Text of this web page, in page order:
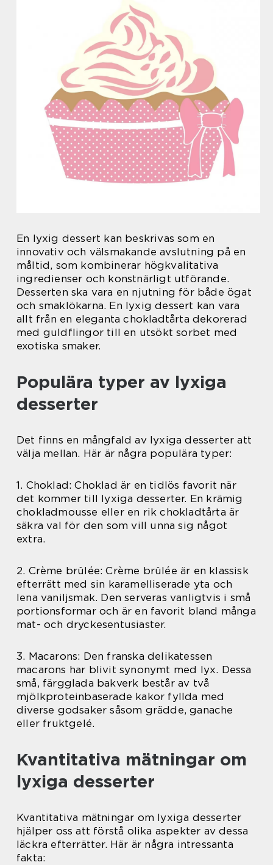
En lyxig dessert kan beskrivas som en
innovativ och välsmakande avslutning på en
måltid, som kombinerar högkvalitativa
ingredienser och konstnärligt utförande.
Desserten ska vara en njutning för både ögat
och smaklökarna. En lyxig dessert kan vara
allt från en eleganta chokladtårta dekorerad
med guldflingor till en utsökt sorbet med
exotiska smaker.
Populära typer av lyxiga
desserter
Det finns en mångfald av lyxiga desserter att
välja mellan. Här är några populära typer:
1. Choklad: Choklad är en tidlös favorit när
det kommer till lyxiga desserter. En krämig
chokladmousse eller en rik chokladtårta är
säkra val för den som vill unna sig något
extra.
2. Crème brûlée: Crème brûlée är en klassisk
efterrätt med sin karamelliserade yta och
lena vaniljsmak. Den serveras vanligtvis i små
portionsformar och är en favorit bland många
mat- och dryckesentusiaster.
3. Macarons: Den franska delikatessen
macarons har blivit synonymt med lyx. Dessa
små, färgglada bakverk består av två
mjölkproteinbaserade kakor fyllda med
diverse godsaker såsom grädde, ganache
eller fruktgelé.
Kvantitativa mätningar om
lyxiga desserter
Kvantitativa mätningar om lyxiga desserter
hjälper oss att förstå olika aspekter av dessa
läckra efterrätter. Här är några intressanta
fakta: